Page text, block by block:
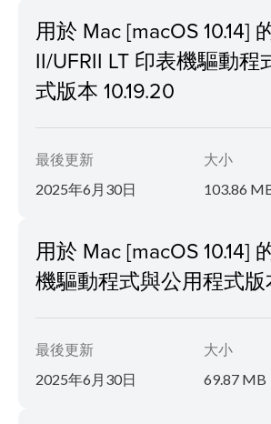
用於 Mac [macOS 10.14]
II/UFRII LT 印表機驅動程
式版本 10.19.20
最後更新
2025年6月30日
大小
103.86
用於 Mac [macOS 10.14]
機驅動程式與公用程式版
最後更新
2025年6月30日
大小
69.87 MB